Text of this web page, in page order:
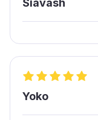
Siavash
Yoko